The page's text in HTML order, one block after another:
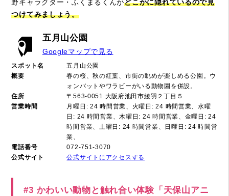
野キャラクター・ふくまるくんがどこかに隠れているので見
つけてみましょう。
五月山公園
Googleマップで見る
スポット名
五月山公園
概要
春の桜、秋の紅葉、市街の眺めが楽しめる公園。ウ
ォンバットやワラビーがいる動物園を併設。
住所
〒563-0051 大阪府池田市綾羽２丁目５
営業時間
月曜日: 24 時間営業、火曜日: 24 時間営業、水曜
日: 24 時間営業、木曜日: 24 時間営業、金曜日: 24
時間営業、土曜日: 24 時間営業、日曜日: 24 時間営
業、
電話番号
072-751-3070
公式サイト
公式サイトにアクセスする
#3 かわいい動物と触れ合い体験「天保山アニ